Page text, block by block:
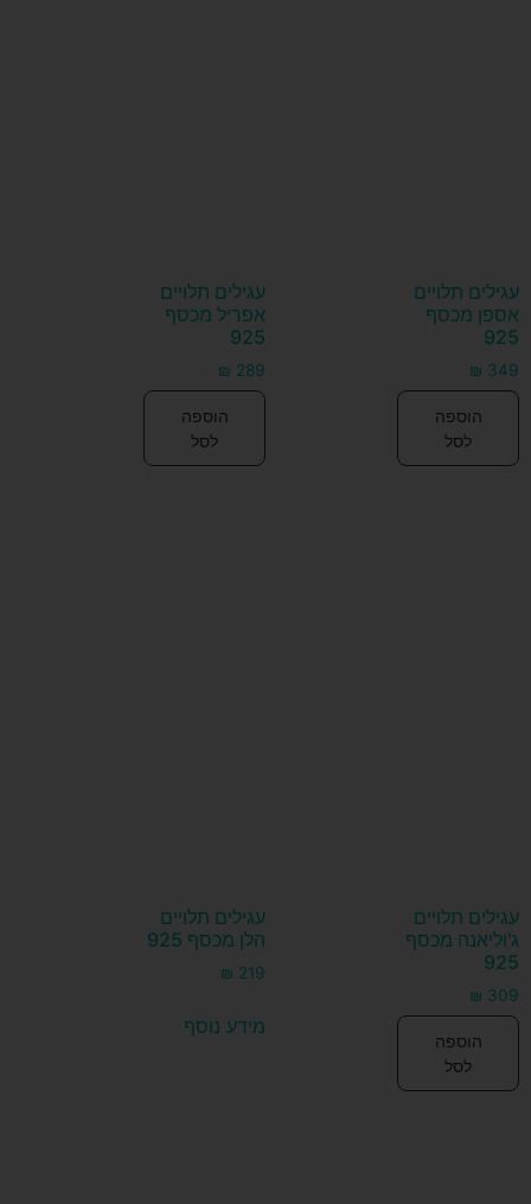
עגילים תלויים
אספן מכסף
925
₪ 349
הוספה
לסל
עגילים תלויים
אפריל מכסף
925
₪ 289
הוספה
לסל
עגילים תלויים
ג'וליאנה מכסף
925
₪ 309
הוספה
לסל
עגילים תלויים
הלן מכסף 925
₪ 219
מידע נוסף